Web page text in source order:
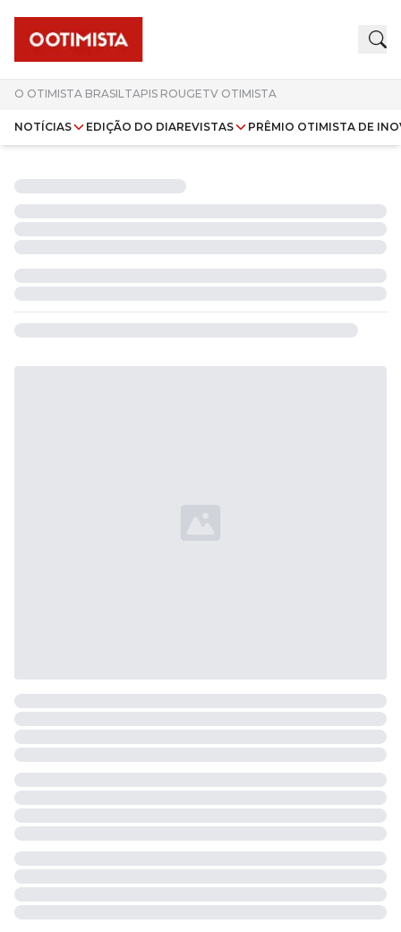
O OTIMISTA BRASILTAPIS ROUGETV OTIMISTA
NOTÍCIAS EDIÇÃO DO DIAREVISTAS PRÊMIO OTIMISTA DE